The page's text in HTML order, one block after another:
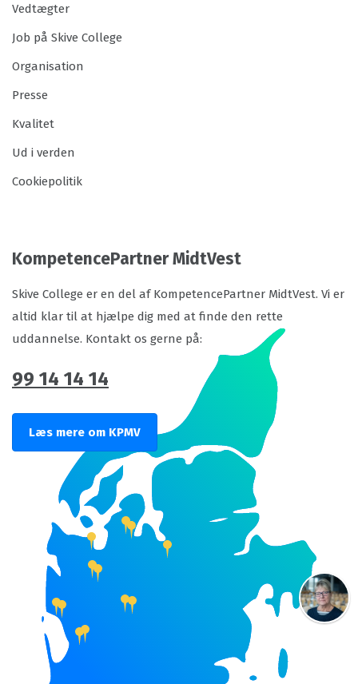
Vedtægter
Job på Skive College
Organisation
Presse
Kvalitet
Ud i verden
Cookiepolitik
KompetencePartner MidtVest
Skive College er en del af KompetencePartner MidtVest. Vi er
altid klar til at hjælpe dig med at finde den rette
uddannelse. Kontakt os gerne på:
99 14 14 14
Læs mere om KPMV